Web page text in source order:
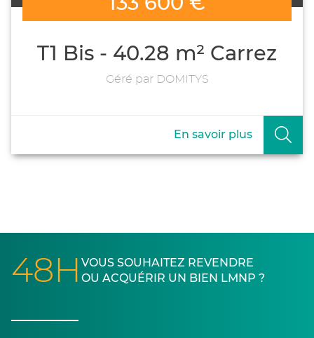
T1 Bis - 40.28 m² Carrez
Géré par DOMITYS
En savoir plus
48H VOUS SOUHAITEZ REVENDRE
OU ACQUÉRIR UN BIEN LMNP ?